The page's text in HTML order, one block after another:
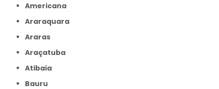
Americana
Araraquara
Araras
Araçatuba
Atibaia
Bauru